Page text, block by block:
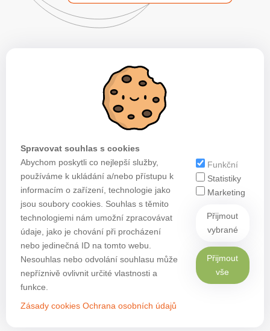
Spravovat souhlas s cookies
Abychom poskytli co nejlepší služby,
používáme k ukládání a/nebo přístupu k
informacím o zařízení, technologie jako
jsou soubory cookies. Souhlas s těmito
technologiemi nám umožní zpracovávat
údaje, jako je chování při procházení
nebo jedinečná ID na tomto webu.
Nesouhlas nebo odvolání souhlasu může
nepříznivě ovlivnit určité vlastnosti a
funkce.
Zásady cookies Ochrana osobních údajů
Funkční
Statistiky
Marketing
Přijmout
vybrané
Přijmout
vše